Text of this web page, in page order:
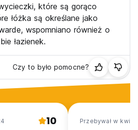
które są gorąco
łóżka są określane jako
wspomniano również o
łazienek.
Czy to było pomocne?
10 Przebywał w kwi